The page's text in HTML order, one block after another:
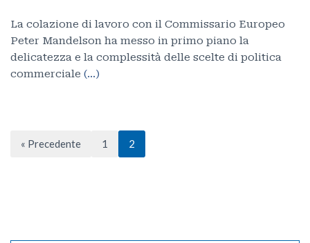
La colazione di lavoro con il Commissario Europeo
Peter Mandelson ha messo in primo piano la
delicatezza e la complessità delle scelte di politica
commerciale (…)
« Precedente 1 2